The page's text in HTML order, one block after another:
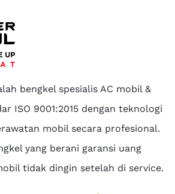
bengkel spesialis AC mobil &
ISO 9001:2015 dengan teknologi
mobil secara profesional.
yang berani garansi uang
tidak dingin setelah di service.